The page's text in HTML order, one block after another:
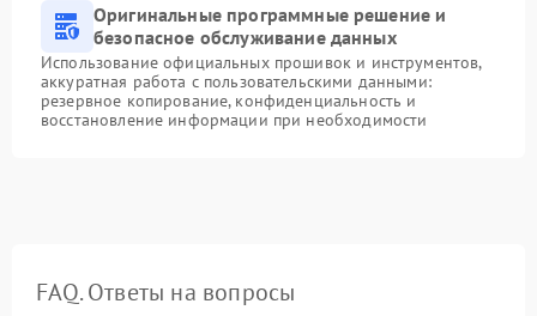
Оригинальные программные решение и
безопасное обслуживание данных
Использование официальных прошивок и инструментов,
аккуратная работа с пользовательскими данными:
резервное копирование, конфиденциальность и
восстановление информации при необходимости
FAQ. Ответы на вопросы